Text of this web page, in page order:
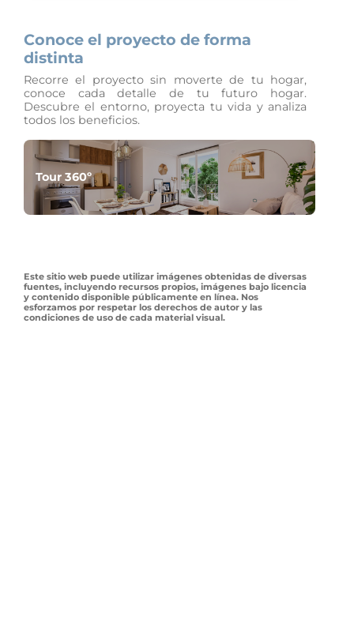
Conoce el proyecto de forma
distinta
Recorre el proyecto sin moverte de tu hogar,
conoce cada detalle de tu futuro hogar.
Descubre el entorno, proyecta tu vida y analiza
todos los beneficios.
Tour 360º
Este sitio web puede utilizar imágenes obtenidas de diversas
fuentes, incluyendo recursos propios, imágenes bajo licencia
y contenido disponible públicamente en línea. Nos
esforzamos por respetar los derechos de autor y las
condiciones de uso de cada material visual.